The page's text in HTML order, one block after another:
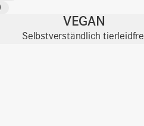
VEGAN
Selbstverständlich